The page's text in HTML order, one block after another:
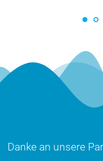
Danke an unsere